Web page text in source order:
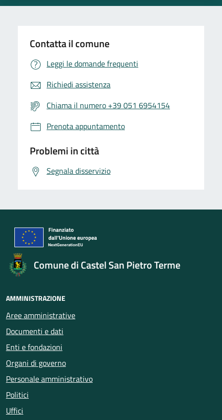
Contatta il comune
Leggi le domande frequenti
Richiedi assistenza
Chiama il numero +39 051 6954154
Prenota appuntamento
Problemi in città
Segnala disservizio
Comune di Castel San Pietro Terme
AMMINISTRAZIONE
Aree amministrative
Documenti e dati
Enti e fondazioni
Organi di governo
Personale amministrativo
Politici
Uffici